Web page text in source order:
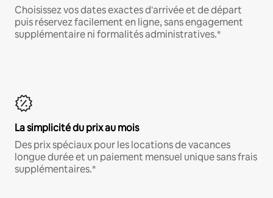
Choisissez vos dates exactes d'arrivée et de départ
puis réservez facilement en ligne, sans engagement
supplémentaire ni formalités administratives.*
La simplicité du prix au mois
Des prix spéciaux pour les locations de vacances
longue durée et un paiement mensuel unique sans frais
supplémentaires.*